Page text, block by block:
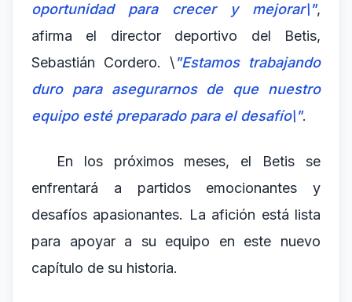
oportunidad para crecer y mejorar\",
afirma el director deportivo del Betis,
Sebastián Cordero. \"Estamos trabajando
duro para asegurarnos de que nuestro
equipo esté preparado para el desafío\".
En los próximos meses, el Betis se
enfrentará a partidos emocionantes y
desafíos apasionantes. La afición está lista
para apoyar a su equipo en este nuevo
capítulo de su historia.